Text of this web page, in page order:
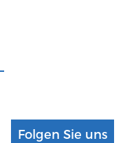
Folgen Sie uns